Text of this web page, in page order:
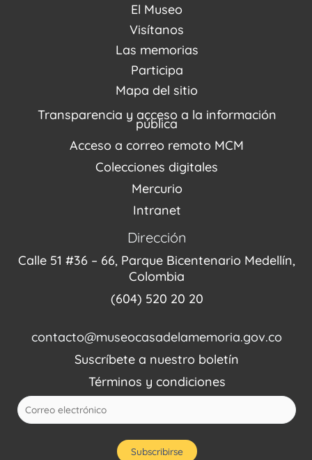
El Museo
Acerca de nosotros
Noticias
PQRSDF
Visítanos
Visítanos
Reserva tus espacios
Agenda / Programación
Recorridos Virtuales
Las memorias
Centro de Recursos
Repositorio (MUSEO / CASA / MEMORIA)
Narrativas del conflicto
Proyectos
Enlaces de memorias
Fondo Editorial
Participa
Estímulos
Mapa del sitio
Transparencia y acceso a la información
pública
Acceso a correo remoto MCM
Colecciones digitales
Mercurio
Intranet
Dirección
Calle 51 #36 – 66, Parque Bicentenario Medellín,
Colombia
(604) 520 20 20
contacto@museocasadelamemoria.gov.co
Suscríbete a nuestro boletín
Términos y condiciones